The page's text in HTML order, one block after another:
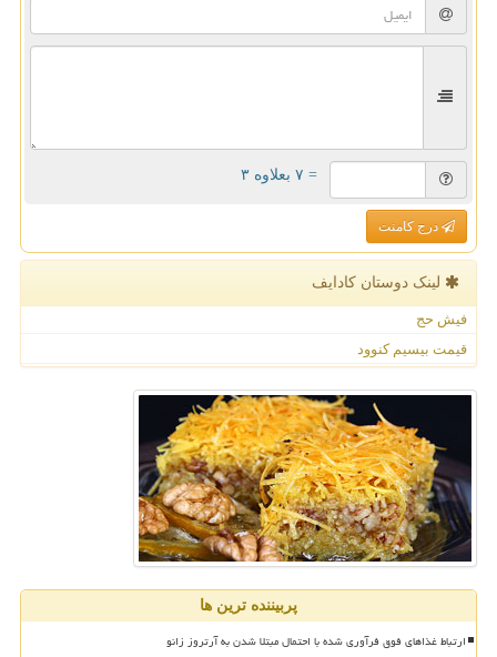
= ۷ بعلاوه ۳
درج کامنت
لینک دوستان كادایف
فیش حج
قیمت بیسیم کنوود
پربیننده ترین ها
ارتباط غذاهای فوق فرآوری شده با احتمال مبتلا شدن به آرتروز زانو